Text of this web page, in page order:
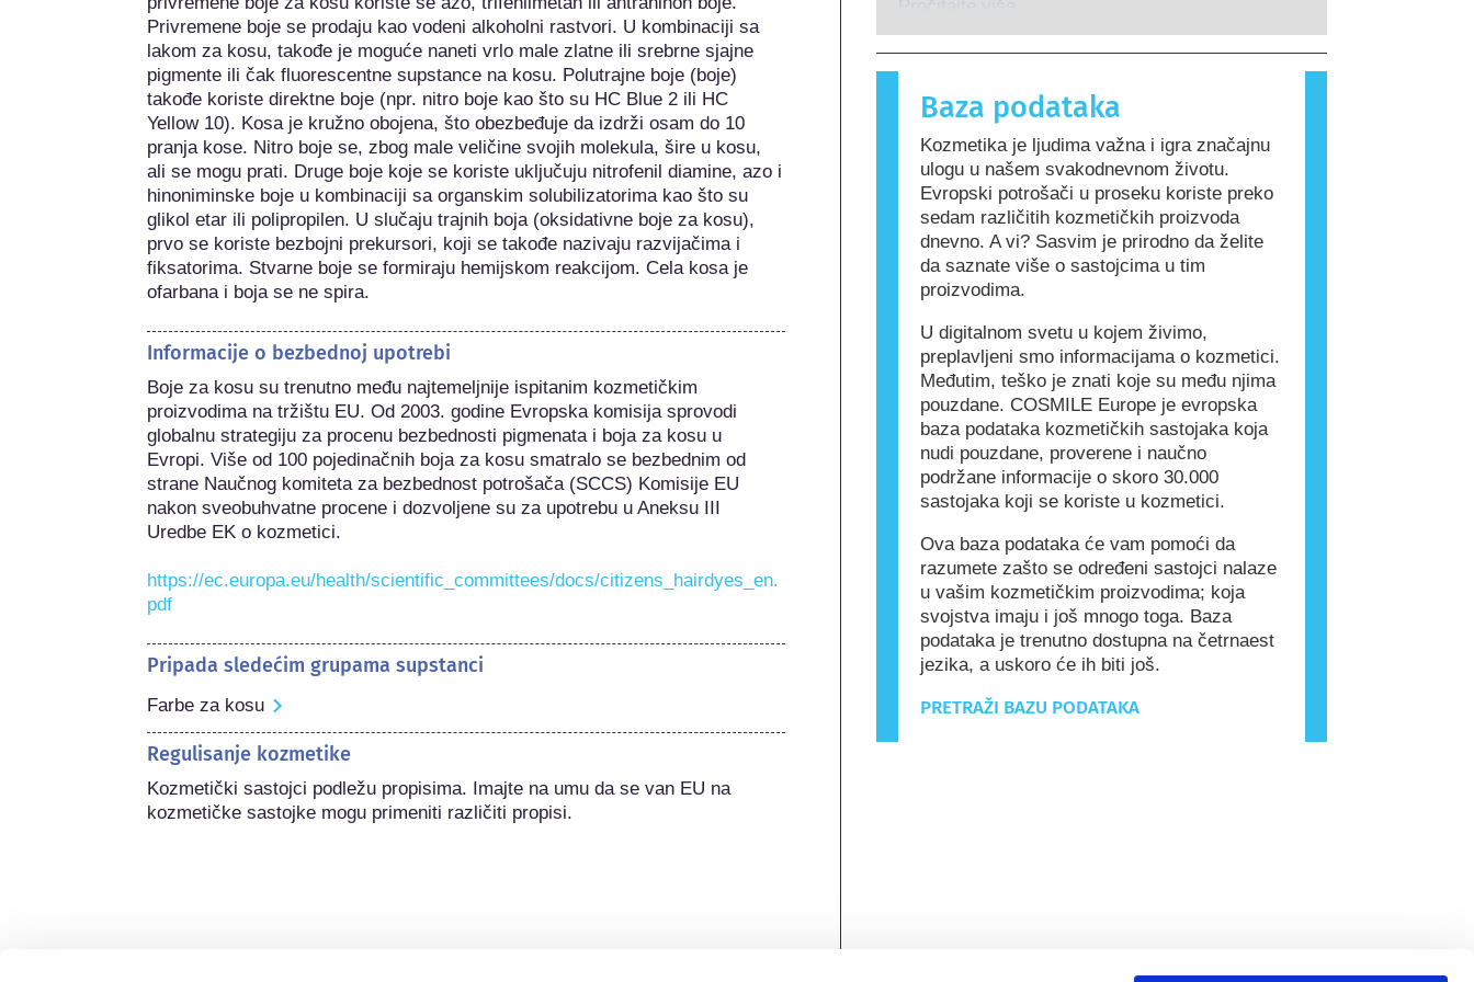
Privremene boje se prodaju kao vodeni alkoholni rastvori. U kombinaciji sa
lakom za kosu, takođe je moguće naneti vrlo male zlatne ili srebrne sjajne
pigmente ili čak fluorescentne supstance na kosu. Polutrajne boje (boje)
takođe koriste direktne boje (npr. nitro boje kao što su HC Blue 2 ili HC
Yellow 10). Kosa je kružno obojena, što obezbeđuje da izdrži osam do 10
pranja kose. Nitro boje se, zbog male veličine svojih molekula, šire u kosu,
ali se mogu prati. Druge boje koje se koriste uključuju nitrofenil diamine, azo i
hinoniminske boje u kombinaciji sa organskim solubilizatorima kao što su
glikol etar ili polipropilen. U slučaju trajnih boja (oksidativne boje za kosu),
prvo se koriste bezbojni prekursori, koji se takođe nazivaju razvijačima i
fiksatorima. Stvarne boje se formiraju hemijskom reakcijom. Cela kosa je
ofarbana i boja se ne spira.
Informacije o bezbednoj upotrebi
Boje za kosu su trenutno među najtemeljnije ispitanim kozmetičkim
proizvodima na tržištu EU. Od 2003. godine Evropska komisija sprovodi
globalnu strategiju za procenu bezbednosti pigmenata i boja za kosu u
Evropi. Više od 100 pojedinačnih boja za kosu smatralo se bezbednim od
strane Naučnog komiteta za bezbednost potrošača (SCCS) Komisije EU
nakon sveobuhvatne procene i dozvoljene su za upotrebu u Aneksu III
Uredbe EK o kozmetici.
https://ec.europa.eu/health/scientific_committees/docs/citizens_hairdyes_en.
pdf
Pripada sledećim grupama supstanci
Farbe za kosu
Regulisanje kozmetike
Kozmetički sastojci podležu propisima. Imajte na umu da se van EU na
kozmetičke sastojke mogu primeniti različiti propisi.
osobe reaguje na supstance koje su bezopasne
alergijsku reakciju naziva se alergen.
Kozmetički proizvodi i proizvodi za ličnu negu
mogu da sadrže sastojke koji mogu biti
alergeni za neke ljude. To ne znači da proizvod
nije bezbedan za druge ljude.
Pročitajte više
Baza podataka
Kozmetika je ljudima važna i igra značajnu
ulogu u našem svakodnevnom životu.
Evropski potrošači u proseku koriste preko
sedam različitih kozmetičkih proizvoda
dnevno. A vi? Sasvim je prirodno da želite
da saznate više o sastojcima u tim
proizvodima.
U digitalnom svetu u kojem živimo,
preplavljeni smo informacijama o kozmetici.
Međutim, teško je znati koje su među njima
pouzdane. COSMILE Europe je evropska
baza podataka kozmetičkih sastojaka koja
nudi pouzdane, proverene i naučno
podržane informacije o skoro 30.000
sastojaka koji se koriste u kozmetici.
Ova baza podataka će vam pomoći da
razumete zašto se određeni sastojci nalaze
u vašim kozmetičkim proizvodima; koja
svojstva imaju i još mnogo toga. Baza
podataka je trenutno dostupna na četrnaest
jezika, a uskoro će ih biti još.
PRETRAŽI BAZU PODATAKA